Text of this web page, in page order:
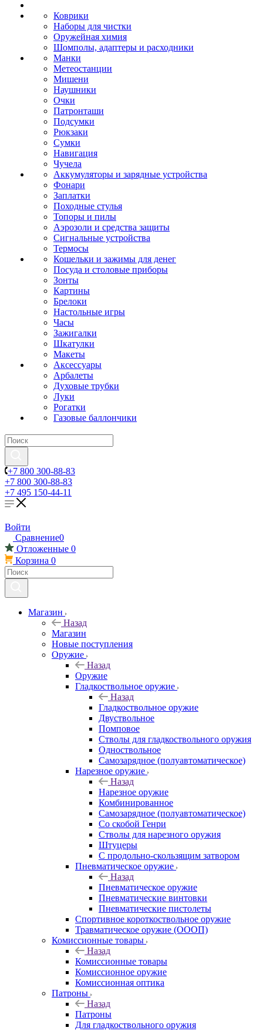
Коврики
Наборы для чистки
Оружейная химия
Шомполы, адаптеры и расходники
Манки
Метеостанции
Мишени
Наушники
Очки
Патронташи
Подсумки
Рюкзаки
Сумки
Навигация
Чучела
Аккумуляторы и зарядные устройства
Фонари
Заплатки
Походные стулья
Топоры и пилы
Аэрозоли и средства защиты
Сигнальные устройства
Термосы
Кошельки и зажимы для денег
Посуда и столовые приборы
Зонты
Картины
Брелоки
Настольные игры
Часы
Зажигалки
Шкатулки
Макеты
Аксессуары
Арбалеты
Духовые трубки
Луки
Рогатки
Газовые баллончики
+7 800 300-88-83
+7 800 300-88-83
+7 495 150-44-11
Войти
Сравнение0
Отложенные 0
Корзина 0
Магазин
Назад
Магазин
Новые поступления
Оружие
Назад
Оружие
Гладкоствольное оружие
Назад
Гладкоствольное оружие
Двуствольное
Помповое
Стволы для гладкоствольного оружия
Одноствольное
Самозарядное (полуавтоматическое)
Нарезное оружие
Назад
Нарезное оружие
Комбинированное
Самозарядное (полуавтоматическое)
Со скобой Генри
Стволы для нарезного оружия
Штуцеры
С продольно-скользящим затвором
Пневматическое оружие
Назад
Пневматическое оружие
Пневматические винтовки
Пневматические пистолеты
Спортивное короткоствольное оружие
Травматическое оружие (ОООП)
Комиссионные товары
Назад
Комиссионные товары
Комиссионное оружие
Комиссионная оптика
Патроны
Назад
Патроны
Для гладкоствольного оружия